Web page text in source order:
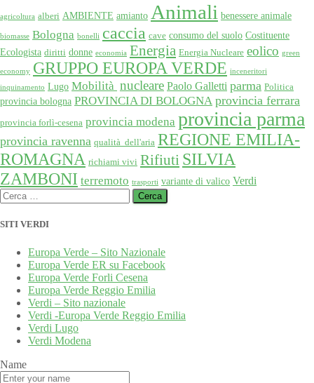
agricoltura alberi AMBIENTE amianto Animali benessere animale
biomasse Bologna bonelli caccia cave consumo del suolo Costituente
Ecologista diritti donne economia Energia Energia Nucleare eolico green
economy GRUPPO EUROPA VERDE inceneritori
inquinamento Lugo Mobilità nucleare Paolo Galletti parma Politica
provincia bologna PROVINCIA DI BOLOGNA provincia ferrara
provincia forlì-cesena provincia modena provincia parma
provincia ravenna qualità dell'aria REGIONE EMILIA-
ROMAGNA richiami vivi Rifiuti SILVIA
ZAMBONI terremoto trasporti variante di valico Verdi
Ricerca
per:
SITI VERDI
Europa Verde – Sito Nazionale
Europa Verde ER su Facebook
Europa Verde Forli Cesena
Europa Verde Reggio Emilia
Verdi – Sito nazionale
Verdi -Europa Verde Reggio Emilia
Verdi Lugo
Verdi Modena
Name